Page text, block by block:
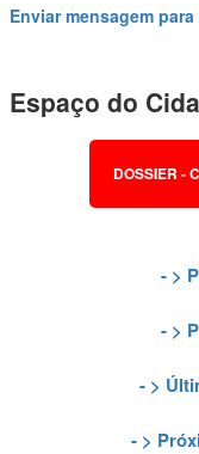
Enviar mensagem
Espaço do
DOSSIER -
- >
- >
- >
- >